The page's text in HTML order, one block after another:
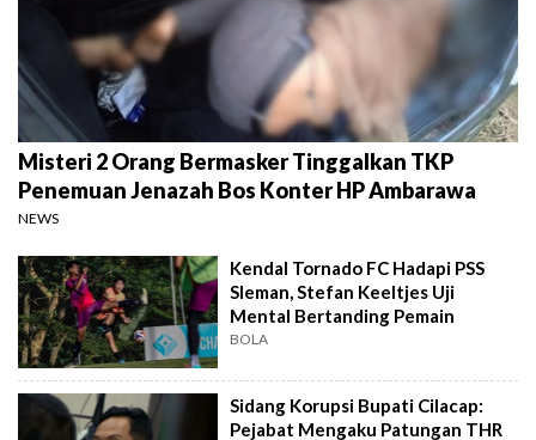
Misteri 2 Orang Bermasker Tinggalkan TKP
Penemuan Jenazah Bos Konter HP Ambarawa
NEWS
Kendal Tornado FC Hadapi PSS
Sleman, Stefan Keeltjes Uji
Mental Bertanding Pemain
BOLA
Sidang Korupsi Bupati Cilacap:
Pejabat Mengaku Patungan THR